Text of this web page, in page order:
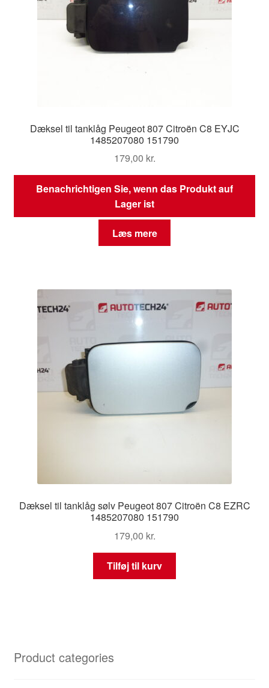
Dæksel til tanklåg Peugeot 807 Citroën C8 EYJC
1485207080 151790
179,00 kr.
Benachrichtigen Sie, wenn das Produkt auf
Lager ist
Læs mere
Dæksel til tanklåg sølv Peugeot 807 Citroën C8 EZRC
1485207080 151790
179,00 kr.
Tilføj til kurv
Product categories